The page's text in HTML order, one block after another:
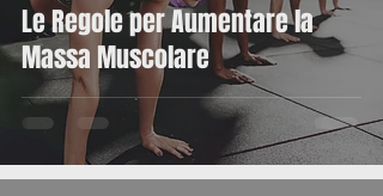
Le Regole per Aumentare la
Massa Muscolare